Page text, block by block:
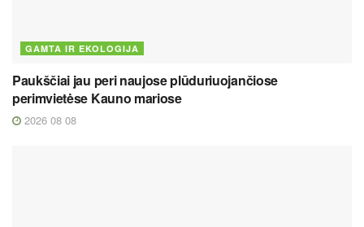
GAMTA IR EKOLOGIJA
Paukščiai jau peri naujose plūduriuojančiose
perimvietėse Kauno mariose
2026 08 08